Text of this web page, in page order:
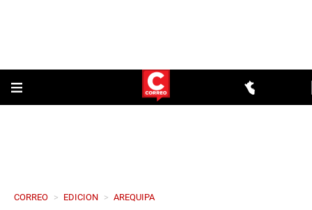
CORREO > EDICION > AREQUIPA